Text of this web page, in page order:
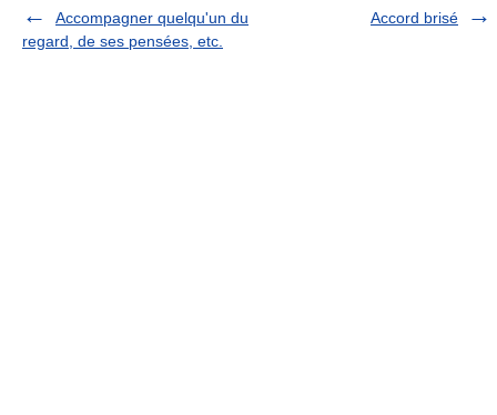
Accompagner quelqu'un du
regard, de ses pensées, etc.
Accord brisé